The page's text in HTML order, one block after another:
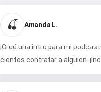
🍒 Amanda L.
¡Creé una intro para mi
cientos contratar a alguien.